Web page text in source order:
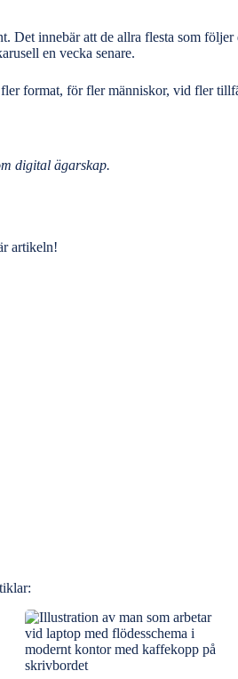
Det innebär att de allra flesta som
en vecka senare.
format, för fler människor, vid fler
digital ägarskap.
artikeln!